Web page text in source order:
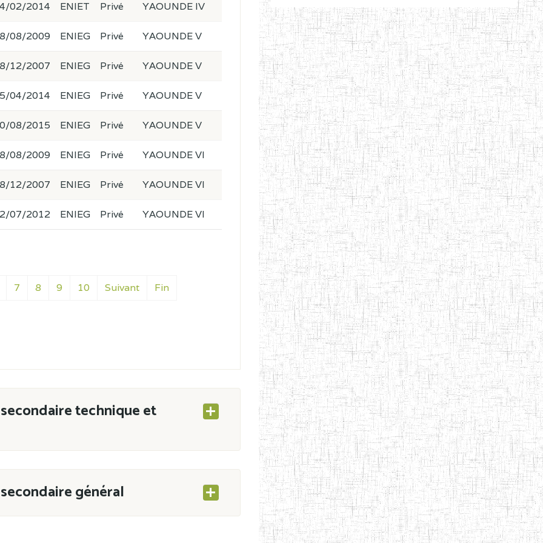
7 8 9 10 Suivant Fin
02/2014 ENIET Privé YAOUNDE IV
08/2009 ENIEG Privé YAOUNDE V
12/2007 ENIEG Privé YAOUNDE V
04/2014 ENIEG Privé YAOUNDE V
08/2015 ENIEG Privé YAOUNDE V
08/2009 ENIEG Privé YAOUNDE VI
12/2007 ENIEG Privé YAOUNDE VI
07/2012 ENIEG Privé YAOUNDE VI
technique et
général